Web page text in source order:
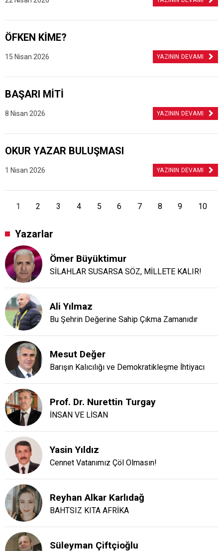
ÖFKEN KİME?
15 Nisan 2026 YAZININ DEVAMI
BAŞARI MİTİ
8 Nisan 2026 YAZININ DEVAMI
OKUR YAZAR BULUŞMASI
1 Nisan 2026 YAZININ DEVAMI
1 2 3 4 5 6 7 8 9 10
Yazarlar
Ömer Büyüktimur
SİLAHLAR SUSARSA SÖZ, MİLLETE KALIR!
Ali Yılmaz
Bu Şehrin Değerine Sahip Çıkma Zamanıdır
Mesut Değer
Barışın Kalıcılığı ve Demokratikleşme İhtiyacı
Prof. Dr. Nurettin Turgay
İNSAN VE LİSAN
Yasin Yıldız
Cennet Vatanımız Çöl Olmasın!
Reyhan Alkar Karlıdağ
BAHTSIZ KITA AFRİKA
Süleyman Çiftçioğlu